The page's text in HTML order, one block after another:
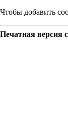
Чтобы добавить
Печатная версия